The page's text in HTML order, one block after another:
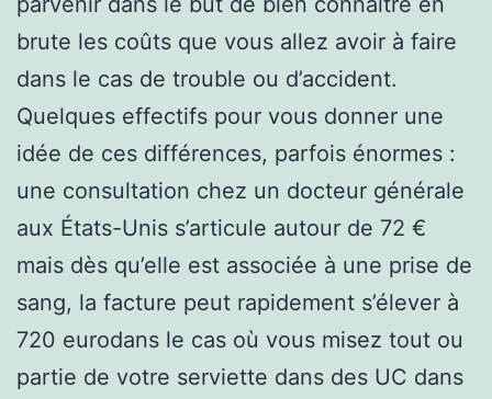
brute les coûts que vous allez avoir à faire
dans le cas de trouble ou d’accident.
Quelques effectifs pour vous donner une
idée de ces différences, parfois énormes :
une consultation chez un docteur générale
aux États-Unis s’articule autour de 72 €
mais dès qu’elle est associée à une prise de
sang, la facture peut rapidement s’élever à
720 eurodans le cas où vous misez tout ou
partie de votre serviette dans des UC dans